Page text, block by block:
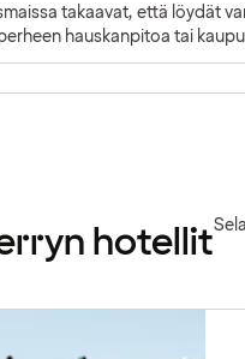
takaavat, että löydät
hauskanpitoa tai
konseptinsa.
hotellit